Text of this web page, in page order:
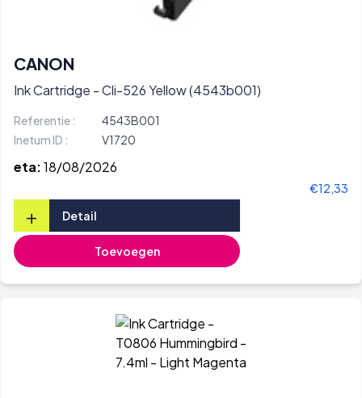
CANON
Ink Cartridge - Cli-526 Yellow (4543b001)
Referentie :
4543B001
Inetum ID :
V1720
eta:18/08/2026
€12,33
+ Detail
Toevoegen